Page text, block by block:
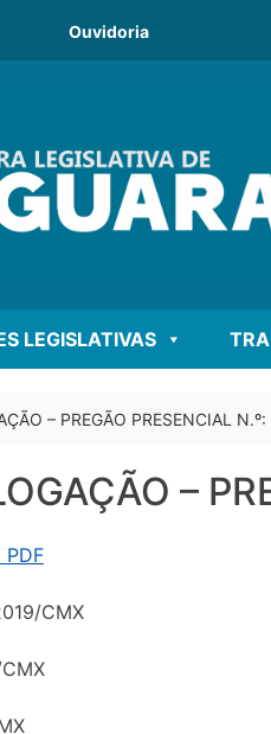
Ouvidoria
LEGISLATIVAS
– PREGÃO PRESENCIAL
–
CMX